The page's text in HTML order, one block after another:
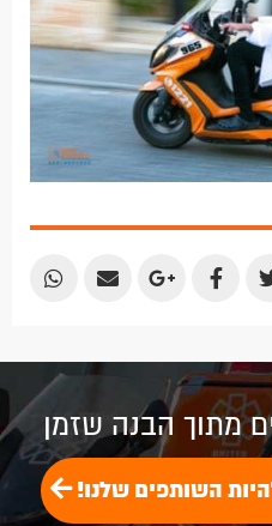
Share
Share
Share
Share
Share
מתוך הבנה שזמן
השותפים שלנו!